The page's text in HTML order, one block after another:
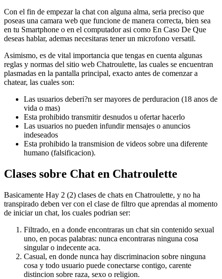
Con el fin de empezar la chat con alguna alma, seri­a preciso que
poseas una camara web que funcione de manera correcta, bien sea
en tu Smartphone o en el computador asi­ como En Caso De Que
deseas hablar, ademas necesitaras tener un microfono versatil.
Asimismo, es de vital importancia que tengas en cuenta algunas
reglas y normas del sitio web Chatroulette, las cuales se encuentran
plasmadas en la pantalla principal, exacto antes de comenzar a
chatear, las cuales son:
Las usuarios deberi?n ser mayores de perduracion (18 anos de
vida o mas)
Esta prohibido transmitir desnudos u ofertar hacerlo
Las usuarios no pueden infundir mensajes o anuncios
indeseados
Esta prohibido la transmision de videos sobre una diferente
humano (falsificacion).
Clases sobre Chat en Chatroulette
Basicamente Hay 2 (2) clases de chats en Chatroulette, y no ha
transpirado deben ver con el clase de filtro que aprendas al momento
de iniciar un chat, los cuales podri­an ser:
Filtrado, en a donde encontraras un chat sin contenido sexual
uno, en pocas palabras: nunca encontraras ninguna cosa
singular o indecente aca.
Casual, en donde nunca hay discriminacion sobre ninguna
cosa y todo usuario puede conectarse contigo, carente
distincion sobre raza, sexo o religion.